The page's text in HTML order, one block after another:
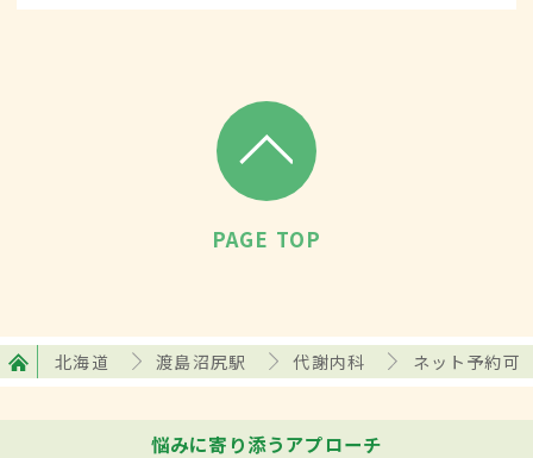
PAGE TOP
北海道 渡島沼尻駅 代謝内科 ネット予約可
悩みに寄り添うアプローチ